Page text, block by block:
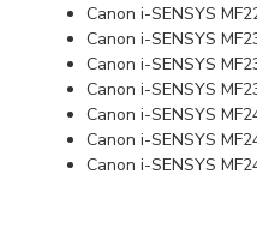
Canon i-SENSYS
Canon i-SENSYS
Canon i-SENSYS
Canon i-SENSYS
Canon i-SENSYS
Canon i-SENSYS
Canon i-SENSYS